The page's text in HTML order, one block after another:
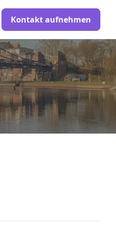
Kontakt aufnehmen